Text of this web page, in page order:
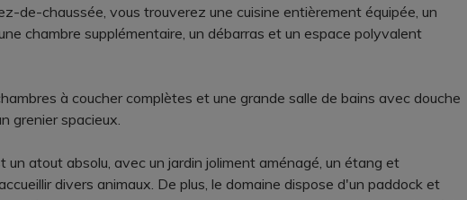
de-chaussée, vous trouverez une cuisine entièrement équipée, un
chambre supplémentaire, un débarras et un espace polyvalent
à coucher complètes et une grande salle de bains avec douche
grenier spacieux.
atout absolu, avec un jardin joliment aménagé, un étang et
divers animaux. De plus, le domaine dispose d'un paddock et